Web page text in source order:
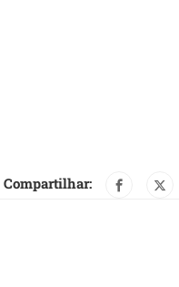
Compartilhar: